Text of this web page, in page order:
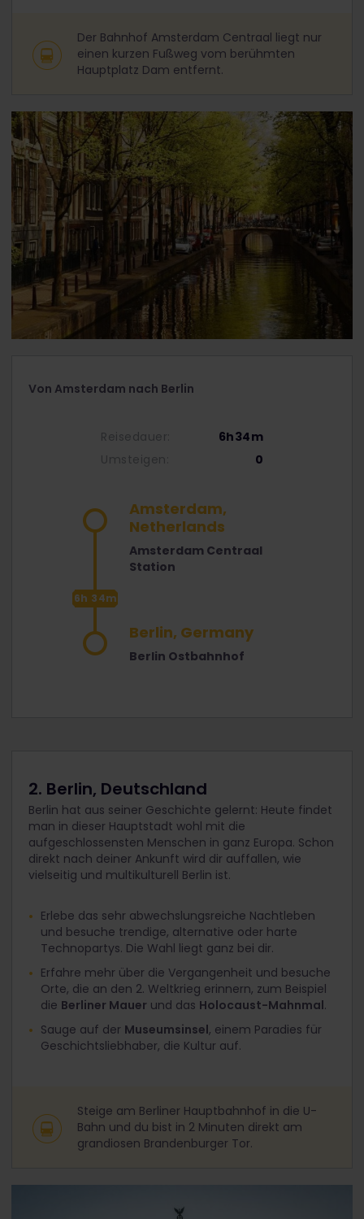
Der Bahnhof Amsterdam Centraal liegt nur
einen kurzen Fußweg vom berühmten
Hauptplatz Dam entfernt.
Von Amsterdam nach Berlin
Reisedauer:
6h34m
Umsteigen:
0
Amsterdam,
Netherlands
Amsterdam Centraal
Station
6h 34m
Berlin, Germany
Berlin Ostbahnhof
2. Berlin, Deutschland
Berlin hat aus seiner Geschichte gelernt: Heute findet
man in dieser Hauptstadt wohl mit die
aufgeschlossensten Menschen in ganz Europa. Schon
direkt nach deiner Ankunft wird dir auffallen, wie
vielseitig und multikulturell Berlin ist.
Erlebe das sehr abwechslungsreiche Nachtleben
und besuche trendige, alternative oder harte
Technopartys. Die Wahl liegt ganz bei dir.
Erfahre mehr über die Vergangenheit und besuche
Orte, die an den 2. Weltkrieg erinnern, zum Beispiel
die Berliner Mauer und das Holocaust-Mahnmal.
Sauge auf der Museumsinsel, einem Paradies für
Geschichtsliebhaber, die Kultur auf.
Steige am Berliner Hauptbahnhof in die U-
Bahn und du bist in 2 Minuten direkt am
grandiosen Brandenburger Tor.